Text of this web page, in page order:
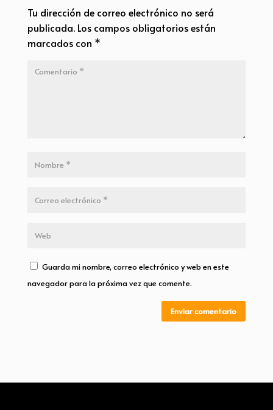
Tu dirección de correo electrónico no será
publicada. Los campos obligatorios están
marcados con *
Guarda mi nombre, correo electrónico y web en este
navegador para la próxima vez que comente.
Enviar comentario